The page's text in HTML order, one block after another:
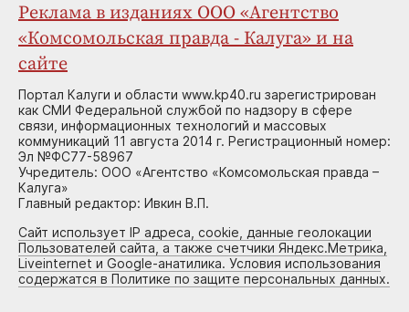
Реклама в изданиях ООО «Агентство
«Комсомольская правда - Калуга» и на
сайте
Портал Калуги и области www.kp40.ru зарегистрирован
как СМИ Федеральной службой по надзору в сфере
связи, информационных технологий и массовых
коммуникаций 11 августа 2014 г. Регистрационный номер:
Эл №ФС77-58967
Учредитель: ООО «Агентство «Комсомольская правда –
Калуга»
Главный редактор: Ивкин В.П.
Сайт использует IP адреса, cookie, данные геолокации
Пользователей сайта, а также счетчики Яндекс.Метрика,
Liveinternet и Google-анатилика. Условия использования
содержатся в Политике по защите персональных данных.